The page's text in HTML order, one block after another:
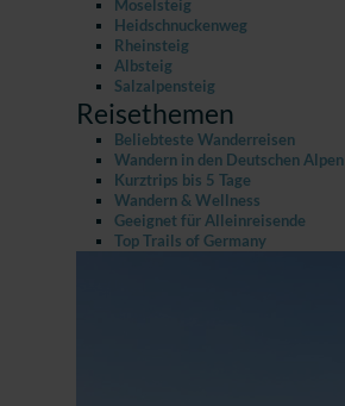
Moselsteig
Heidschnuckenweg
Rheinsteig
Albsteig
Salzalpensteig
Reisethemen
Beliebteste Wanderreisen
Wandern in den Deutschen Alpen
Kurztrips bis 5 Tage
Wandern & Wellness
Geeignet für Alleinreisende
Top Trails of Germany